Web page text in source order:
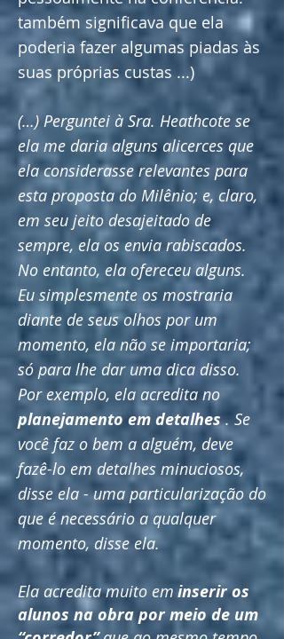
também significava que ela
poderia fazer algumas piadas às
suas próprias custas ...)
(…) Perguntei à Sra. Heathcote se
ela me daria alguns alicerces que
ela considerasse relevantes para
esta proposta do Milênio; e, claro,
em seu jeito desajeitado de
sempre, ela os envia rabiscados.
No entanto, ela ofereceu alguns.
Eu simplesmente os mostraria
diante de seus olhos por um
momento, ela não se importaria;
só para lhe dar uma dica disso.
Por exemplo, ela acredita no
planejamento em detalhes. Se
você faz o bem a alguém, deve
fazê-lo em detalhes minuciosos,
disse ela - uma particularização do
que é necessário a qualquer
momento, disse ela.
Ela acredita muito em inserir os
alunos na obra por meio de um